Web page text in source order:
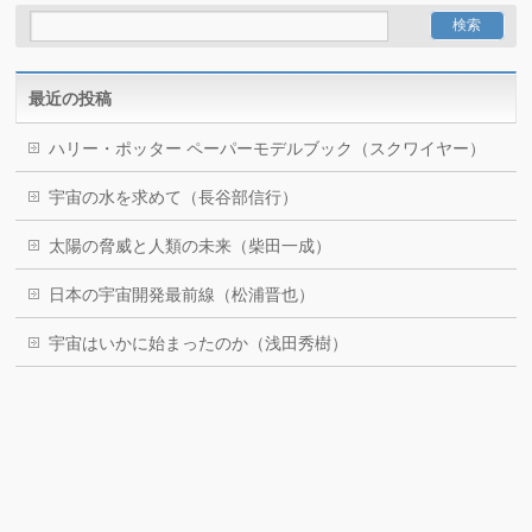
最近の投稿
ハリー・ポッター ペーパーモデルブック（スクワイヤー）
宇宙の水を求めて（長谷部信行）
太陽の脅威と人類の未来（柴田一成）
日本の宇宙開発最前線（松浦晋也）
宇宙はいかに始まったのか（浅田秀樹）